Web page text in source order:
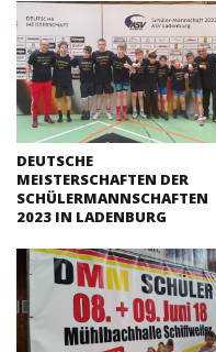
DEUTSCHE
MEISTERSCHAFTEN DER
SCHÜLERMANNSCHAFTEN
2023 IN LADENBURG